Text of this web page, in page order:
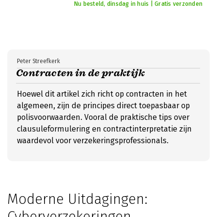
Nu besteld, dinsdag in huis | Gratis verzonden
Contracten in de praktijk
Peter Streefkerk
Hoewel dit artikel zich richt op contracten in het
algemeen, zijn de principes direct toepasbaar op
polisvoorwaarden. Vooral de praktische tips over
clausuleformulering en contractinterpretatie zijn
waardevol voor verzekeringsprofessionals.
Moderne Uitdagingen: